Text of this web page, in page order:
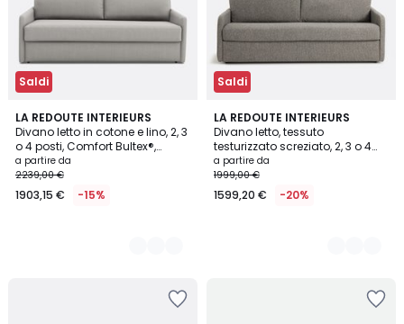
Saldi
LA REDOUTE INTERIEURS
Divano letto in cotone e lino, 2, 3
o 4 posti, Comfort Bultex®,
Marta
a partire da
2239,00 €
1903,15 € -15%
3
Colori
Saldi
LA REDOUTE INTERIEURS
Divano letto, tessuto
testurizzato screziato, 2, 3 o 4
posti, Comfort Bultex®, Marta
a partire da
1999,00 €
1599,20 € -20%
3
Colori